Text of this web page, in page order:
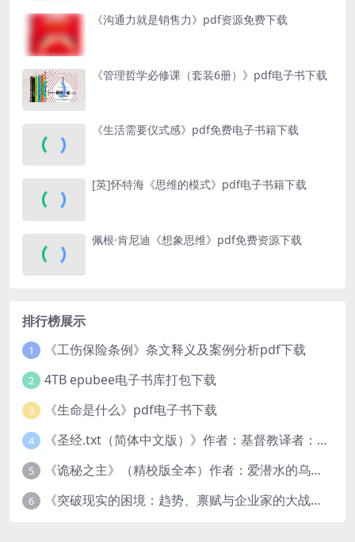
《沟通力就是销售力》pdf资源免费下载
《管理哲学必修课（套装6册）》pdf电子书下载
《生活需要仪式感》pdf免费电子书籍下载
[英]怀特海《思维的模式》pdf电子书籍下载
佩根·肯尼迪《想象思维》pdf免费资源下载
排行榜展示
1 《工伤保险条例》条文释义及案例分析pdf下载
2 4TB epubee电子书库打包下载
3 《生命是什么》pdf电子书下载
4 《圣经.txt（简体中文版）》作者：基督教译者：中国基督教协会
5 《诡秘之主》（精校版全本）作者：爱潜水的乌贼txt
6 《突破现实的困境：趋势、禀赋与企业家的大战略》pdf图书下载